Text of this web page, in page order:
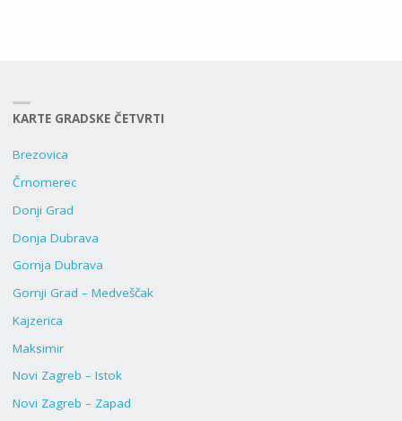
KARTE GRADSKE ČETVRTI
Brezovica
Črnomerec
Donji Grad
Donja Dubrava
Gornja Dubrava
Gornji Grad – Medveščak
Kajzerica
Maksimir
Novi Zagreb – Istok
Novi Zagreb – Zapad